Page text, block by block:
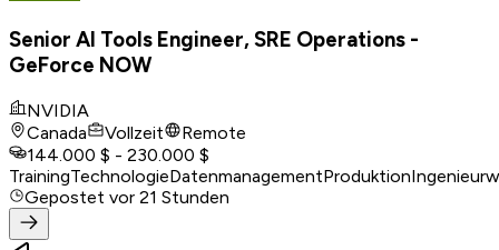
Senior AI Tools Engineer, SRE Operations -
GeForce NOW
NVIDIA
Canada
Vollzeit
Remote
144.000 $ - 230.000 $
TrainingTechnologieDatenmanagementProduktion
Gepostet vor 21 Stunden